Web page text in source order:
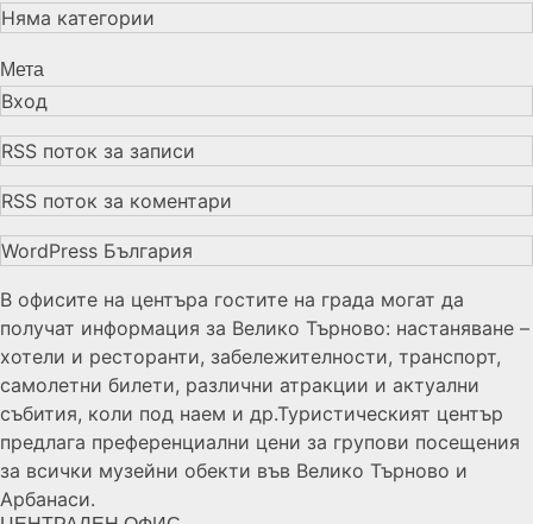
Няма категории
Мета
Вход
RSS поток за записи
RSS поток за коментари
WordPress България
В офисите на центъра гостите на града могат да
получат информация за Велико Търново: настаняване –
хотели и ресторанти, забележителности, транспорт,
самолетни билети, различни атракции и актуални
събития, коли под наем и др.Туристическият център
предлага преференциални цени за групови посещения
за всички музейни обекти във Велико Търново и
Арбанаси.